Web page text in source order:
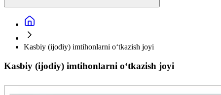
Kasbiy (ijodiy) imtihonlarni o‘tkazish joyi
Kasbiy (ijodiy) imtihonlarni o‘tkazish joyi